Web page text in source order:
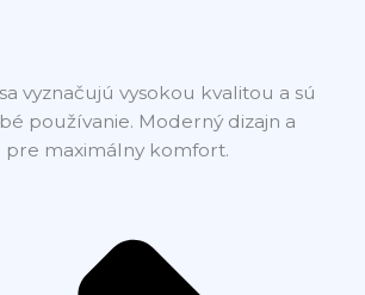
vyznačujú vysokou kvalitou a sú
používanie. Moderný dizajn a
maximálny komfort.